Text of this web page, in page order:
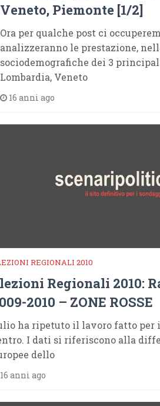
Veneto, Piemonte [1/2]
Ora per qualche post ci
analizzeranno le prestazione,
sociodemografiche dei 3
Lombardia, Veneto
16 anni ago
REGIONALI 2010
Regionali 2010:
2010 – ZONE ROSSE
ha ripetuto il lavoro fatto per
I dati si riferiscono alla
dello
anni ago